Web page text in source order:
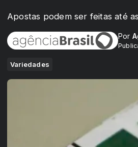
Apostas podem ser feitas até
Por
Variedades